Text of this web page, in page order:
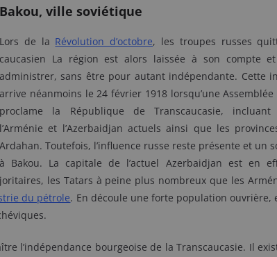
Bakou, ville soviétique
Lors de la Révolution d’octobre, les troupes russes
caucasien La région est alors laissée à son compte et
administrer, sans être pour autant indépendante. Cette
arrive néanmoins le 24 février 1918 lorsqu’une
proclame la République de Transcaucasie,
l’Arménie et l’Azerbaidjan actuels ainsi que les
Ardahan. Toutefois, l’influence russe reste présente et un
à Bakou. La capitale de l’actuel Azerbaidjan est en
les Tatars à peine plus nombreux que les
du pétrole. En découle une forte population ouvrière,
l’indépendance bourgeoise de la Transcaucasie. Il